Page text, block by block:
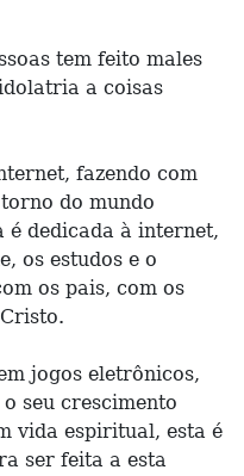
tem feito males
a coisas
fazendo com
do mundo
dedicada à internet,
os estudos e o
os pais, com os
jogos eletrônicos,
seu crescimento
vida espiritual, esta é
ser feita a esta